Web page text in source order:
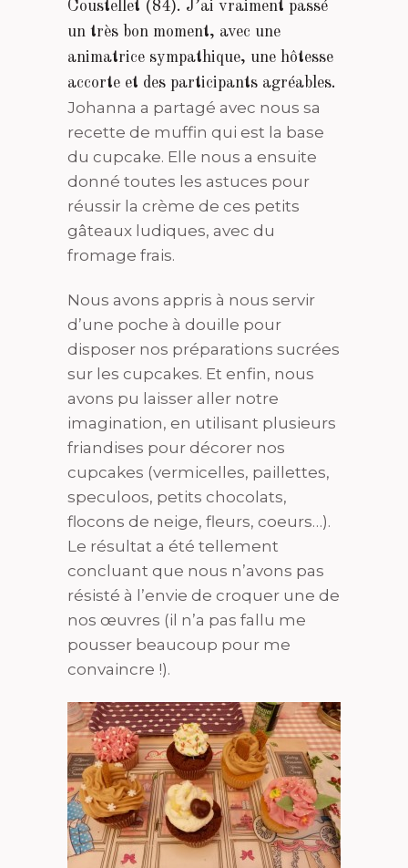
Coustellet (84). J’ai vraiment passé
un très bon moment, avec une
animatrice sympathique, une hôtesse
accorte et des participants agréables.
Johanna a partagé avec nous sa
recette de muffin qui est la base
du cupcake. Elle nous a ensuite
donné toutes les astuces pour
réussir la crème de ces petits
gâteaux ludiques, avec du
fromage frais.
Nous avons appris à nous servir
d’une poche à douille pour
disposer nos préparations sucrées
sur les cupcakes. Et enfin, nous
avons pu laisser aller notre
imagination, en utilisant plusieurs
friandises pour décorer nos
cupcakes (vermicelles, paillettes,
speculoos, petits chocolats,
flocons de neige, fleurs, coeurs…).
Le résultat a été tellement
concluant que nous n’avons pas
résisté à l’envie de croquer une de
nos œuvres (il n’a pas fallu me
pousser beaucoup pour me
convaincre !).